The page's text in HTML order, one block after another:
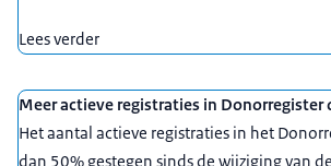
Lees verder
Meer actieve registraties in
Het aantal actieve registraties in het
dan 50% gestegen sinds de wijziging van